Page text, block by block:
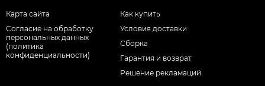
Карта сайта
Согласие на обработку
персональных данных
(политика
конфиденциальности)
Как купить
Условия доставки
Сборка
Гарантия и возврат
Решение рекламаций